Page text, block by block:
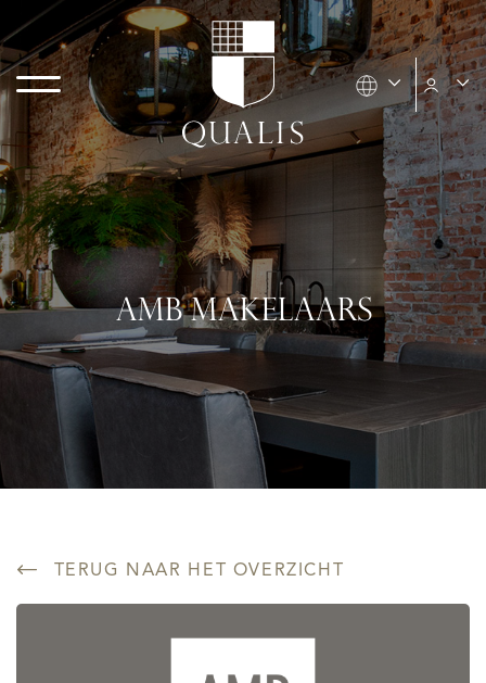
AMB MAKELAARS
TERUG NAAR HET OVERZICHT